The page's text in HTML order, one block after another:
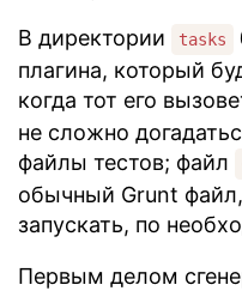
В директории tasks
плагина, который
когда тот его
не сложно
файлы тестов; файл
обычный Grunt
запускать, по
Первым делом